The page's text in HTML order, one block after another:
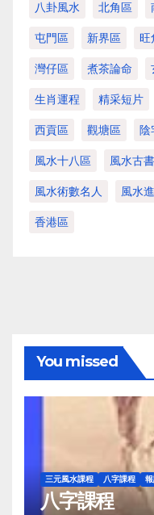
八卦風水 北角區
屯門區 新界區 旺
灣仔區 煮茶論命
生肖運程 精采短片
西貢區 觀塘區 陰
風水十八區 風水古
風水術數名人 風水
香港區
You missed
三元風水課程 八字課程
八字課程